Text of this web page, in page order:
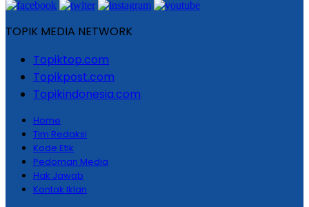
TOPIK MEDIA NETWORK
Topiktop.com
Topikpost.com
Topikindonesia.com
Home
Tim Redaksi
Kode Etik
Pedoman Media
Hak Jawab
Kontak Iklan